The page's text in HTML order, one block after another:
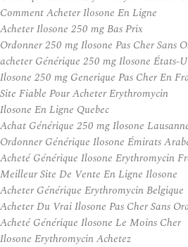
Comment Acheter Ilosone En Ligne
Acheter Ilosone 250 mg Bas Prix
Ordonner 250 mg Ilosone Pas Cher Sans
acheter Générique 250 mg Ilosone États-
Ilosone 250 mg Generique Pas Cher En
Site Fiable Pour Acheter Erythromycin
Ilosone En Ligne Quebec
Achat Générique 250 mg Ilosone
Ordonner Générique Ilosone Émirats
Acheté Générique Ilosone Erythromycin
Meilleur Site De Vente En Ligne Ilosone
Acheter Générique Erythromycin Belgique
Acheter Du Vrai Ilosone Pas Cher Sans
Acheté Générique Ilosone Le Moins Cher
Ilosone Erythromycin Achetez